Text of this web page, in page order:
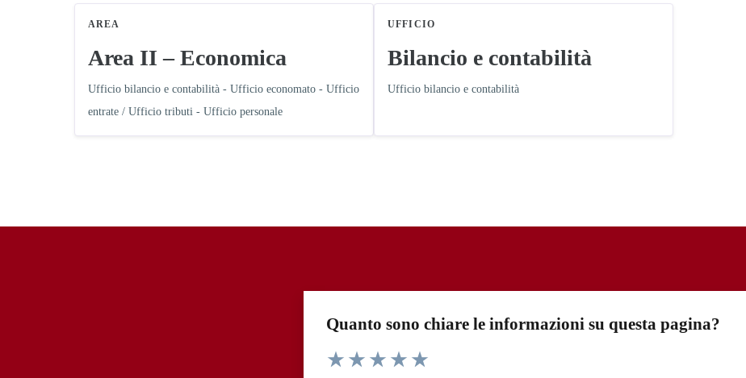
AREA
Area II – Economica
Ufficio bilancio e contabilità - Ufficio economato - Ufficio
entrate / Ufficio tributi - Ufficio personale
UFFICIO
Bilancio e contabilità
Ufficio bilancio e contabilità
Quanto sono chiare le informazioni su questa pagina?